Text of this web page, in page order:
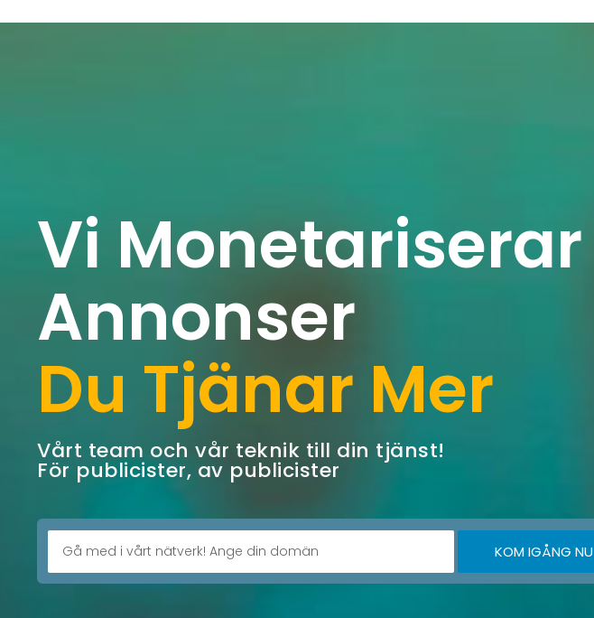
Vi Monetariserar
Annonser
Du Tjänar Mer
Vårt team och vår teknik till din tjänst!
För publicister, av publicister
KOM IGÅNG NU